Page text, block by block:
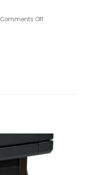
Comments Offon
JAJARAN
PRINTER
HP